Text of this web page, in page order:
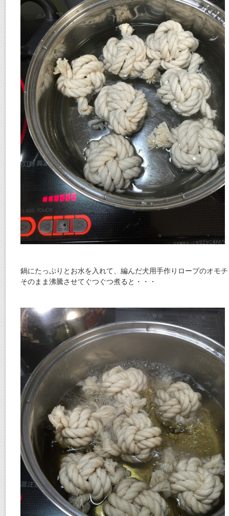
鍋にたっぷりとお水を入れて、編んだ犬用手作りロープのオモ
そのまま沸騰させてぐつぐつ煮ると・・・